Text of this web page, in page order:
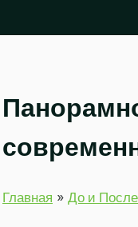
Главная До и После